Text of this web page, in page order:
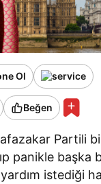
Ol
Beğen
Partili
panikle başka
istediği